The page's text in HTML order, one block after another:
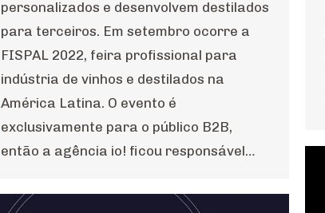
personalizados e desenvolvem destilados
para terceiros. Em setembro ocorre a
FISPAL 2022, feira profissional para
indústria de vinhos e destilados na
América Latina. O evento é
exclusivamente para o público B2B,
então a agência io! ficou responsável…